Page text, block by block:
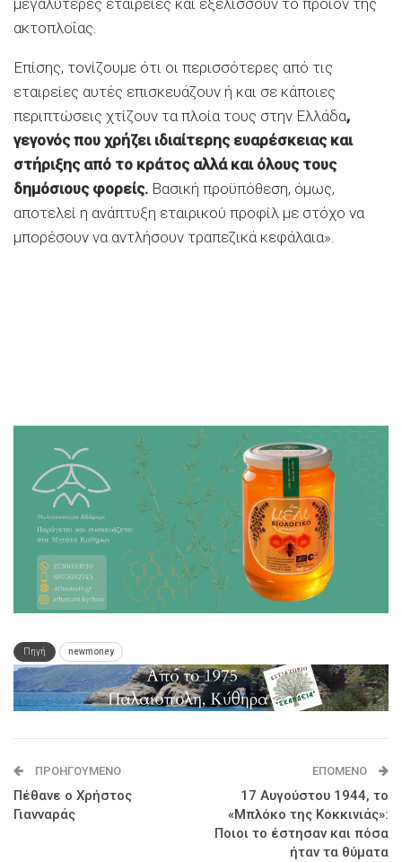
μεγαλύτερες εταιρείες και εξελίσσουν το προϊόν της
ακτοπλοΐας.
Επίσης, τονίζουμε ότι οι περισσότερες από τις
εταιρείες αυτές επισκευάζουν ή και σε κάποιες
περιπτώσεις χτίζουν τα πλοία τους στην Ελλάδα,
γεγονός που χρήζει ιδιαίτερης ευαρέσκειας και
στήριξης από το κράτος αλλά και όλους τους
δημόσιους φορείς. Βασική προϋπόθεση, όμως,
αποτελεί η ανάπτυξη εταιρικού προφίλ με στόχο να
μπορέσουν να αντλήσουν τραπεζικά κεφάλαια».
Πηγή newmoney
ΠΡΟΗΓΟΎΜΕΝΟ
Πέθανε ο Χρήστος
Γιανναράς
ΕΠΌΜΕΝΟ
17 Αυγούστου 1944, το
«Μπλόκο της Κοκκινιάς»:
Ποιοι το έστησαν και πόσα
ήταν τα θύματα